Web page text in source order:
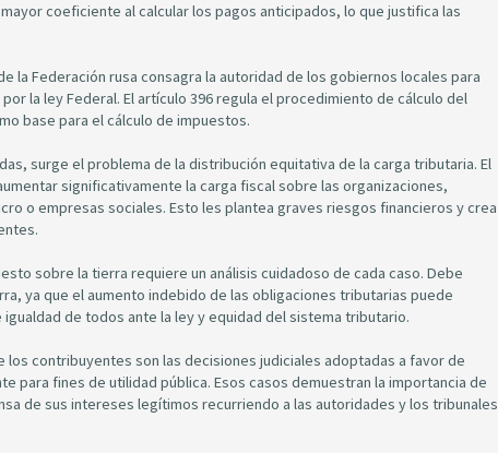
coeficiente al calcular los pagos anticipados, lo que justifica las
la Federación rusa consagra la autoridad de los gobiernos locales para
la ley Federal. El artículo 396 regula el procedimiento de cálculo del
base para el cálculo de impuestos.
surge el problema de la distribución equitativa de la carga tributaria. El
significativamente la carga fiscal sobre las organizaciones,
o empresas sociales. Esto les plantea graves riesgos financieros y crea
sobre la tierra requiere un análisis cuidadoso de cada caso. Debe
ya que el aumento indebido de las obligaciones tributarias puede
de todos ante la ley y equidad del sistema tributario.
contribuyentes son las decisiones judiciales adoptadas a favor de
para fines de utilidad pública. Esos casos demuestran la importancia de
de sus intereses legítimos recurriendo a las autoridades y los tribunales